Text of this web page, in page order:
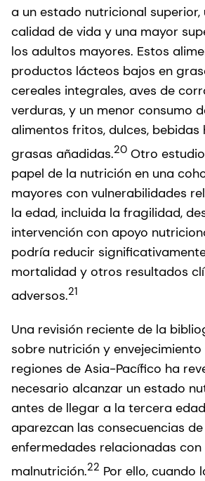
a un estado nutricional superior,
calidad de vida y una mayor
los adultos mayores. Estos
productos lácteos bajos en
cereales integrales, aves de
verduras, y un menor consumo
alimentos fritos, dulces,
grasas añadidas.20 Otro
papel de la nutrición en una
mayores con vulnerabilidades
la edad, incluida la fragilidad,
intervención con apoyo
podría reducir
mortalidad y otros resultados
adversos.21
Una revisión reciente de la
sobre nutrición y
regiones de Asia-Pacífico ha
necesario alcanzar un estado
antes de llegar a la tercera
aparezcan las consecuencias
enfermedades relacionadas con
malnutrición.22 Por ello, cuando